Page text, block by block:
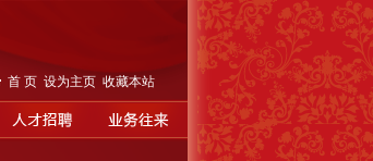
首 页 设为主页 收藏本站